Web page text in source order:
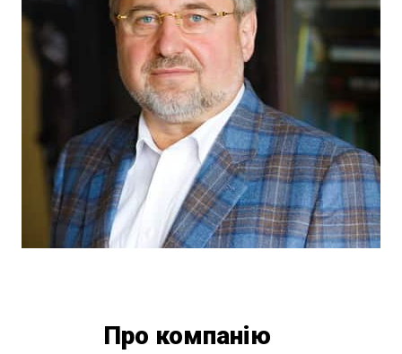
Про компанію